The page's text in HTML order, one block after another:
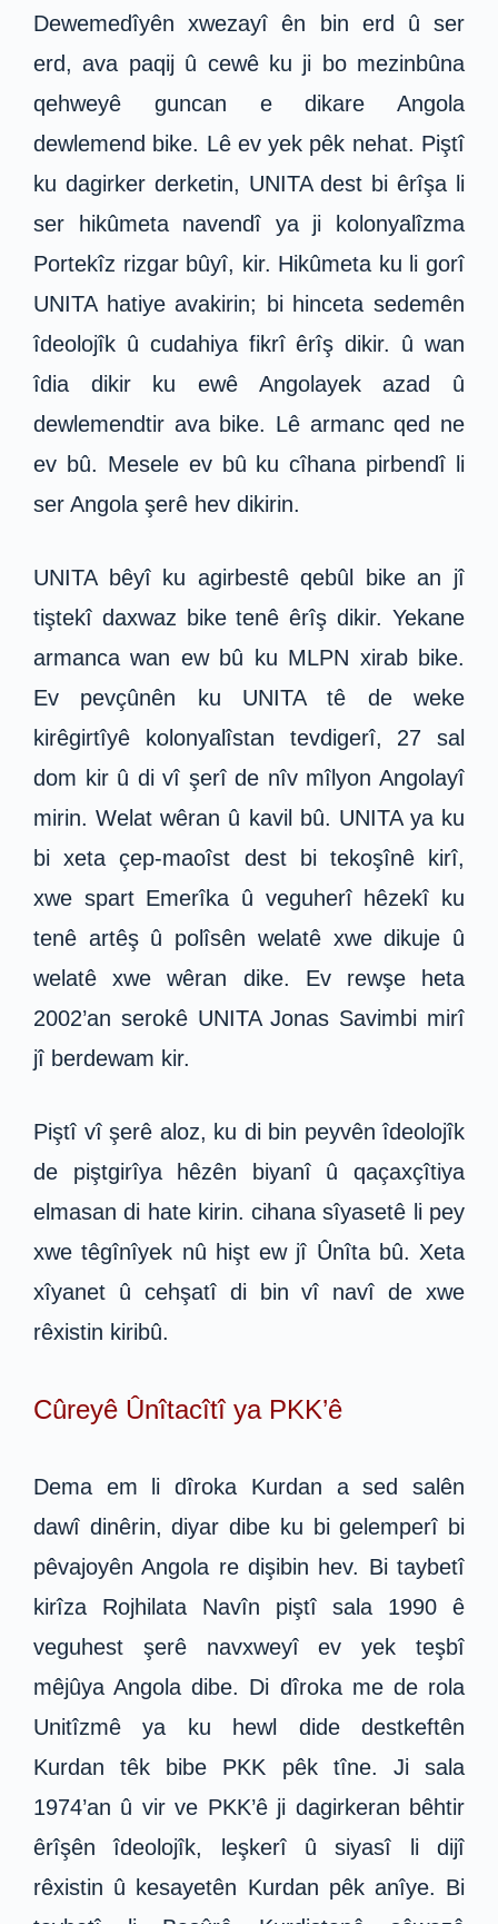
Dewemedîyên xwezayî ên bin erd û ser
erd, ava paqij û cewê ku ji bo mezinbûna
qehweyê guncan e dikare Angola
dewlemend bike. Lê ev yek pêk nehat. Piştî
ku dagirker derketin, UNITA dest bi êrîşa li
ser hikûmeta navendî ya ji kolonyalîzma
Portekîz rizgar bûyî, kir. Hikûmeta ku li gorî
UNITA hatiye avakirin; bi hinceta sedemên
îdeolojîk û cudahiya fikrî êrîş dikir. û wan
îdia dikir ku ewê Angolayek azad û
dewlemendtir ava bike. Lê armanc qed ne
ev bû. Mesele ev bû ku cîhana pirbendî li
ser Angola şerê hev dikirin.
UNITA bêyî ku agirbestê qebûl bike an jî
tiştekî daxwaz bike tenê êrîş dikir. Yekane
armanca wan ew bû ku MLPN xirab bike.
Ev pevçûnên ku UNITA tê de weke
kirêgirtîyê kolonyalîstan tevdigerî, 27 sal
dom kir û di vî şerî de nîv mîlyon Angolayî
mirin. Welat wêran û kavil bû. UNITA ya ku
bi xeta çep-maoîst dest bi tekoşînê kirî,
xwe spart Emerîka û veguherî hêzekî ku
tenê artêş û polîsên welatê xwe dikuje û
welatê xwe wêran dike. Ev rewşe heta
2002’an serokê UNITA Jonas Savimbi mirî
jî berdewam kir.
Piştî vî şerê aloz, ku di bin peyvên îdeolojîk
de piştgirîya hêzên biyanî û qaçaxçîtiya
elmasan di hate kirin. cihana sîyasetê li pey
xwe têgînîyek nû hişt ew jî Ûnîta bû. Xeta
xîyanet û cehşatî di bin vî navî de xwe
rêxistin kiribû.
Cûreyê Ûnîtacîtî ya PKK’ê
Dema em li dîroka Kurdan a sed salên
dawî dinêrin, diyar dibe ku bi gelemperî bi
pêvajoyên Angola re dişibin hev. Bi taybetî
kirîza Rojhilata Navîn piştî sala 1990 ê
veguhest şerê navxweyî ev yek teşbî
mêjûya Angola dibe. Di dîroka me de rola
Unitîzmê ya ku hewl dide destkeftên
Kurdan têk bibe PKK pêk tîne. Ji sala
1974’an û vir ve PKK’ê ji dagirkeran bêhtir
êrîşên îdeolojîk, leşkerî û siyasî li dijî
rêxistin û kesayetên Kurdan pêk anîye. Bi